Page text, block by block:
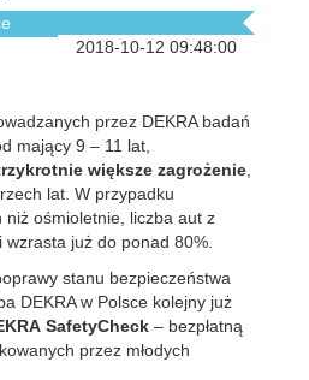
2018-10-12 09:48:00
przez DEKRA badań
mający 9 – 11 lat,
większe zagrożenie
lat. W przypadku
ośmioletnie, liczba aut z
już do ponad 80%.
stanu bezpieczeństwa
DEKRA w Polsce kolejny już
SafetyCheck – bezpłatną
przez młodych